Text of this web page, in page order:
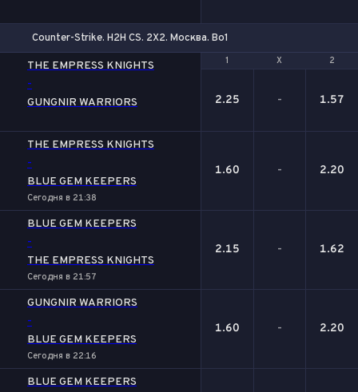
Counter-Strike. H2H CS. 2X2. Москва. Bo1
1 Х 2
THE EMPRESS KNIGHTS
-
GUNGNIR WARRIORS
1 Х 2
2.25 - 1.57
THE EMPRESS KNIGHTS
-
BLUE GEM KEEPERS
Сегодня в 21:38
1.60 - 2.20
BLUE GEM KEEPERS
-
THE EMPRESS KNIGHTS
Сегодня в 21:57
2.15 - 1.62
GUNGNIR WARRIORS
-
BLUE GEM KEEPERS
Сегодня в 22:16
1.60 - 2.20
BLUE GEM KEEPERS